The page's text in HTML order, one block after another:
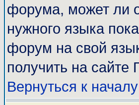
форума, может ли
нужного языка
форум на свой
получить на сайте
Вернуться к началу